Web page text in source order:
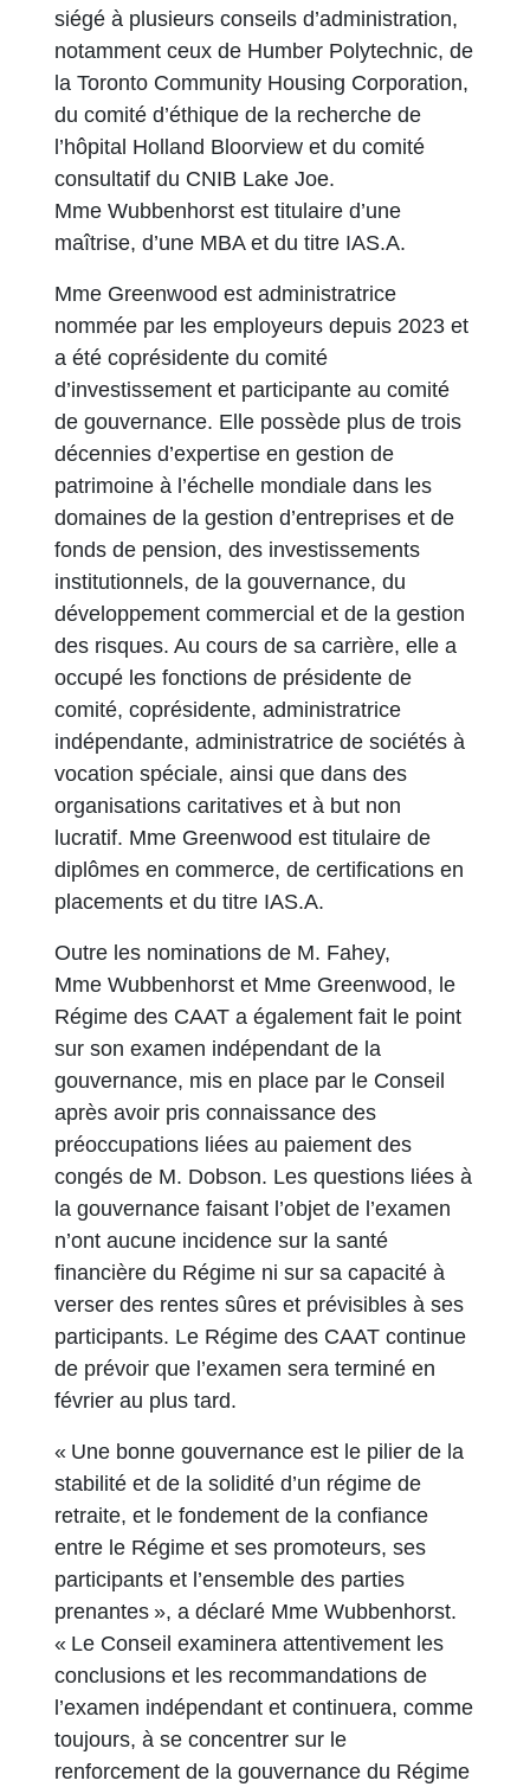
siégé à plusieurs conseils d’administration,
notamment ceux de Humber Polytechnic, de
la Toronto Community Housing Corporation,
du comité d’éthique de la recherche de
l’hôpital Holland Bloorview et du comité
consultatif du CNIB Lake Joe.
Mme Wubbenhorst est titulaire d’une
maîtrise, d’une MBA et du titre IAS.A.
Mme Greenwood est administratrice
nommée par les employeurs depuis 2023 et
a été coprésidente du comité
d’investissement et participante au comité
de gouvernance. Elle possède plus de trois
décennies d’expertise en gestion de
patrimoine à l’échelle mondiale dans les
domaines de la gestion d’entreprises et de
fonds de pension, des investissements
institutionnels, de la gouvernance, du
développement commercial et de la gestion
des risques. Au cours de sa carrière, elle a
occupé les fonctions de présidente de
comité, coprésidente, administratrice
indépendante, administratrice de sociétés à
vocation spéciale, ainsi que dans des
organisations caritatives et à but non
lucratif. Mme Greenwood est titulaire de
diplômes en commerce, de certifications en
placements et du titre IAS.A.
Outre les nominations de M. Fahey,
Mme Wubbenhorst et Mme Greenwood, le
Régime des CAAT a également fait le point
sur son examen indépendant de la
gouvernance, mis en place par le Conseil
après avoir pris connaissance des
préoccupations liées au paiement des
congés de M. Dobson. Les questions liées à
la gouvernance faisant l’objet de l’examen
n’ont aucune incidence sur la santé
financière du Régime ni sur sa capacité à
verser des rentes sûres et prévisibles à ses
participants. Le Régime des CAAT continue
de prévoir que l’examen sera terminé en
février au plus tard.
« Une bonne gouvernance est le pilier de la
stabilité et de la solidité d’un régime de
retraite, et le fondement de la confiance
entre le Régime et ses promoteurs, ses
participants et l’ensemble des parties
prenantes », a déclaré Mme Wubbenhorst.
« Le Conseil examinera attentivement les
conclusions et les recommandations de
l’examen indépendant et continuera, comme
toujours, à se concentrer sur le
renforcement de la gouvernance du Régime